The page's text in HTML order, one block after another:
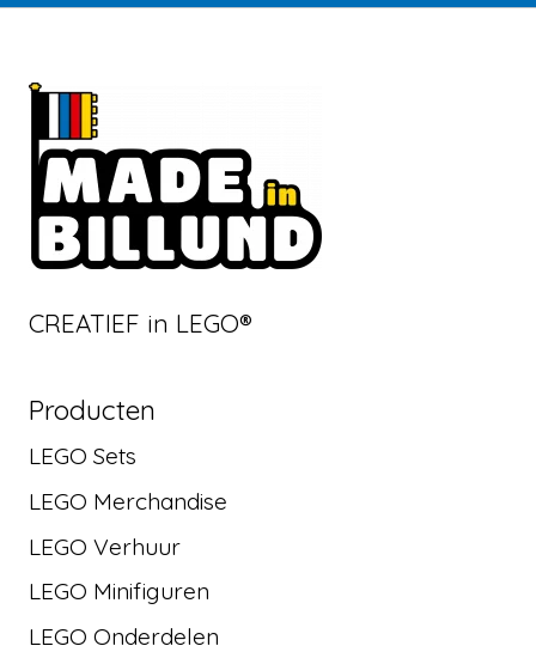
CREATIEF in LEGO®
Producten
LEGO Sets
LEGO Merchandise
LEGO Verhuur
LEGO Minifiguren
LEGO Onderdelen